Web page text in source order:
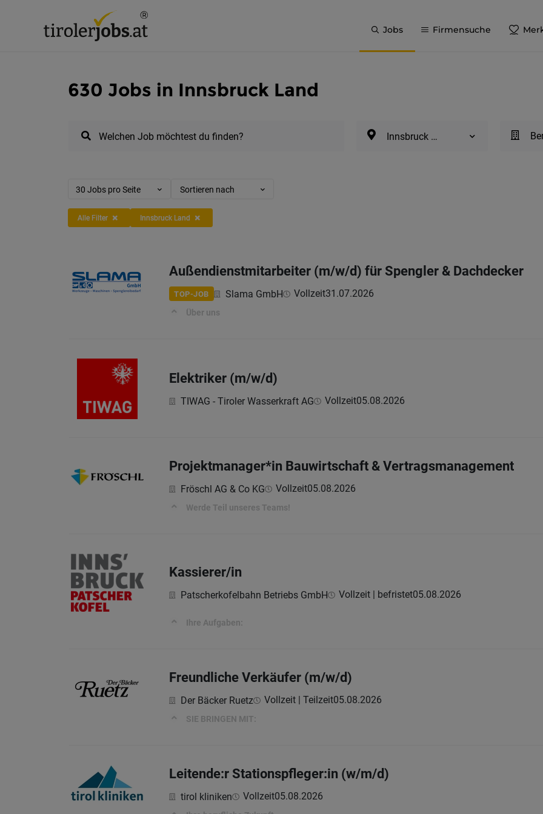
Jobs Firmensuche
630 Jobs in Innsbruck Land
Welchen Job möchtest du finden? Innsbruck Land
30 Jobs pro Seite Sortieren nach
Alle Filter Innsbruck Land
Außendienstmitarbeiter (m/w/d) für Spengler & Dachdecker
TOP-JOB Slama GmbH Vollzeit31.07.2026
Über uns
Elektriker (m/w/d)
TIWAG - Tiroler Wasserkraft AG Vollzeit05.08.2026
Projektmanager*in Bauwirtschaft & Vertragsmanagement
Fröschl AG & Co KG Vollzeit05.08.2026
Werde Teil unseres Teams!
Kassierer/in
Patscherkofelbahn Betriebs GmbH Vollzeit | befristet05.08.2026
Ihre Aufgaben:
Freundliche Verkäufer (m/w/d)
Der Bäcker Ruetz Vollzeit | Teilzeit05.08.2026
SIE BRINGEN MIT:
Leitende:r Stationspfleger:in (w/m/d)
tirol kliniken Vollzeit05.08.2026